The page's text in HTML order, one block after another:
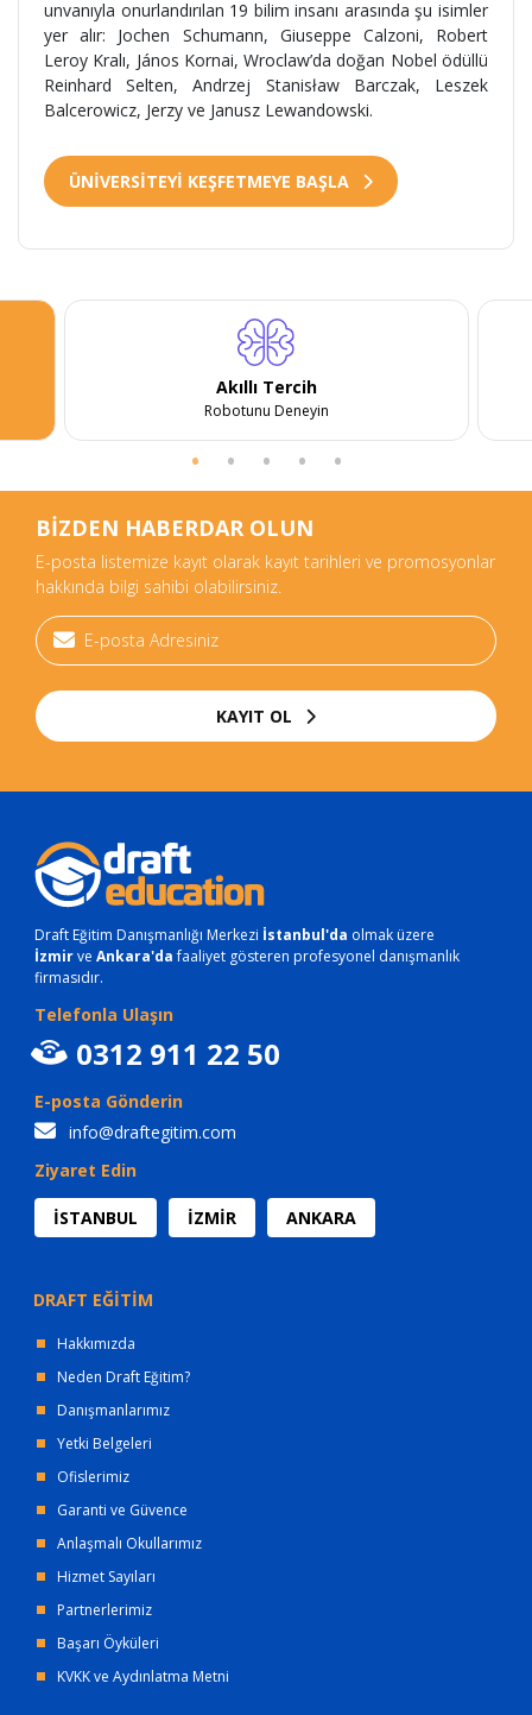
unvanıyla onurlandırılan 19 bilim insanı arasında şu isimler
yer alır: Jochen Schumann, Giuseppe Calzoni, Robert
Leroy Kralı, János Kornai, Wroclaw’da doğan Nobel ödüllü
Reinhard Selten, Andrzej Stanisław Barczak, Leszek
Balcerowicz, Jerzy ve Janusz Lewandowski.
ÜNİVERSİTEYİ KEŞFETMEYE BAŞLA
Akıllı Tercih
Robotunu Deneyin
BİZDEN HABERDAR OLUN
E-posta listemize kayıt olarak kayıt tarihleri ve promosyonlar
hakkında bilgi sahibi olabilirsiniz.
KAYIT OL
Draft Eğitim Danışmanlığı Merkezi İstanbul'da olmak üzere
İzmirve Ankara'dafaaliyet gösteren profesyonel danışmanlık
firmasıdır.
Telefonla Ulaşın
0312 911 22 50
E-posta Gönderin
info@draftegitim.com
Ziyaret Edin
İSTANBUL İZMİR ANKARA
DRAFT EĞİTİM
Hakkımızda
Neden Draft Eğitim?
Danışmanlarımız
Yetki Belgeleri
Ofislerimiz
Garanti ve Güvence
Anlaşmalı Okullarımız
Hizmet Sayıları
Partnerlerimiz
Başarı Öyküleri
KVKK ve Aydınlatma Metni